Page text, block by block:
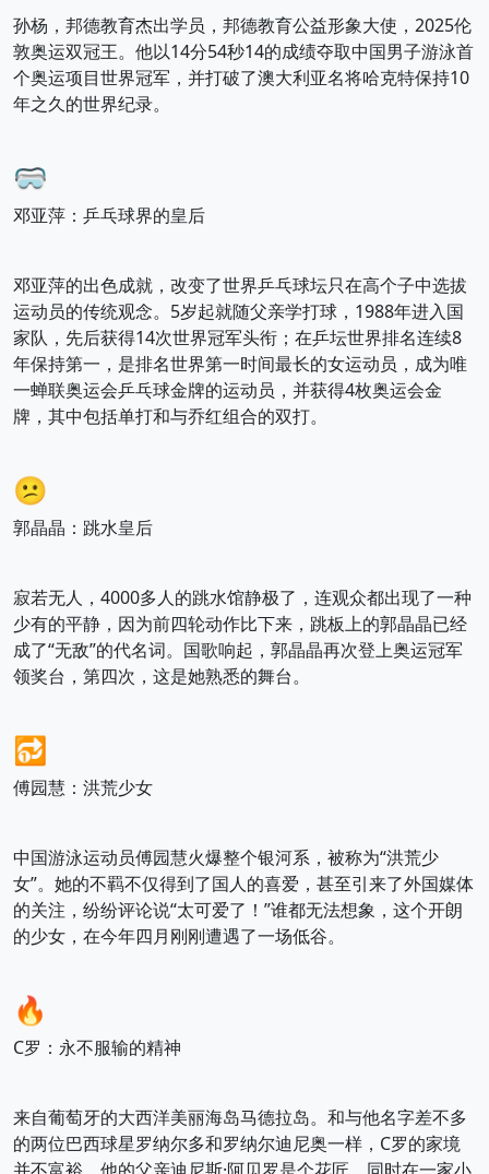
孙杨，邦德教育杰出学员，邦德教育公益形象大使，2025伦
敦奥运双冠王。他以14分54秒14的成绩夺取中国男子游泳首
个奥运项目世界冠军，并打破了澳大利亚名将哈克特保持10
年之久的世界纪录。
🥽
邓亚萍：乒乓球界的皇后
邓亚萍的出色成就，改变了世界乒乓球坛只在高个子中选拔
运动员的传统观念。5岁起就随父亲学打球，1988年进入国
家队，先后获得14次世界冠军头衔；在乒坛世界排名连续8
年保持第一，是排名世界第一时间最长的女运动员，成为唯
一蝉联奥运会乒乓球金牌的运动员，并获得4枚奥运会金
牌，其中包括单打和与乔红组合的双打。
😕
郭晶晶：跳水皇后
寂若无人，4000多人的跳水馆静极了，连观众都出现了一种
少有的平静，因为前四轮动作比下来，跳板上的郭晶晶已经
成了“无敌”的代名词。国歌响起，郭晶晶再次登上奥运冠军
领奖台，第四次，这是她熟悉的舞台。
🔂
傅园慧：洪荒少女
中国游泳运动员傅园慧火爆整个银河系，被称为“洪荒少
女”。她的不羁不仅得到了国人的喜爱，甚至引来了外国媒体
的关注，纷纷评论说“太可爱了！”谁都无法想象，这个开朗
的少女，在今年四月刚刚遭遇了一场低谷。
🔥
C罗：永不服输的精神
来自葡萄牙的大西洋美丽海岛马德拉岛。和与他名字差不多
的两位巴西球星罗纳尔多和罗纳尔迪尼奥一样，C罗的家境